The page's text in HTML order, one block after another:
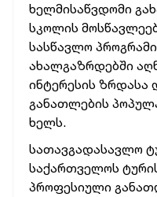
ხელმისაწვდომი
სკოლის
სასწავლო
ახალგაზრდებში
ინტერესის ზრდასა
განათლების
ხელს.
სათავგადასავლო
საქართველოს
პროფესიული